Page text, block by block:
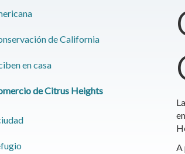
A
de California
en casa
de Citrus Heights